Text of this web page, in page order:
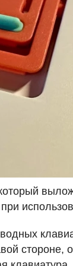
стороне,